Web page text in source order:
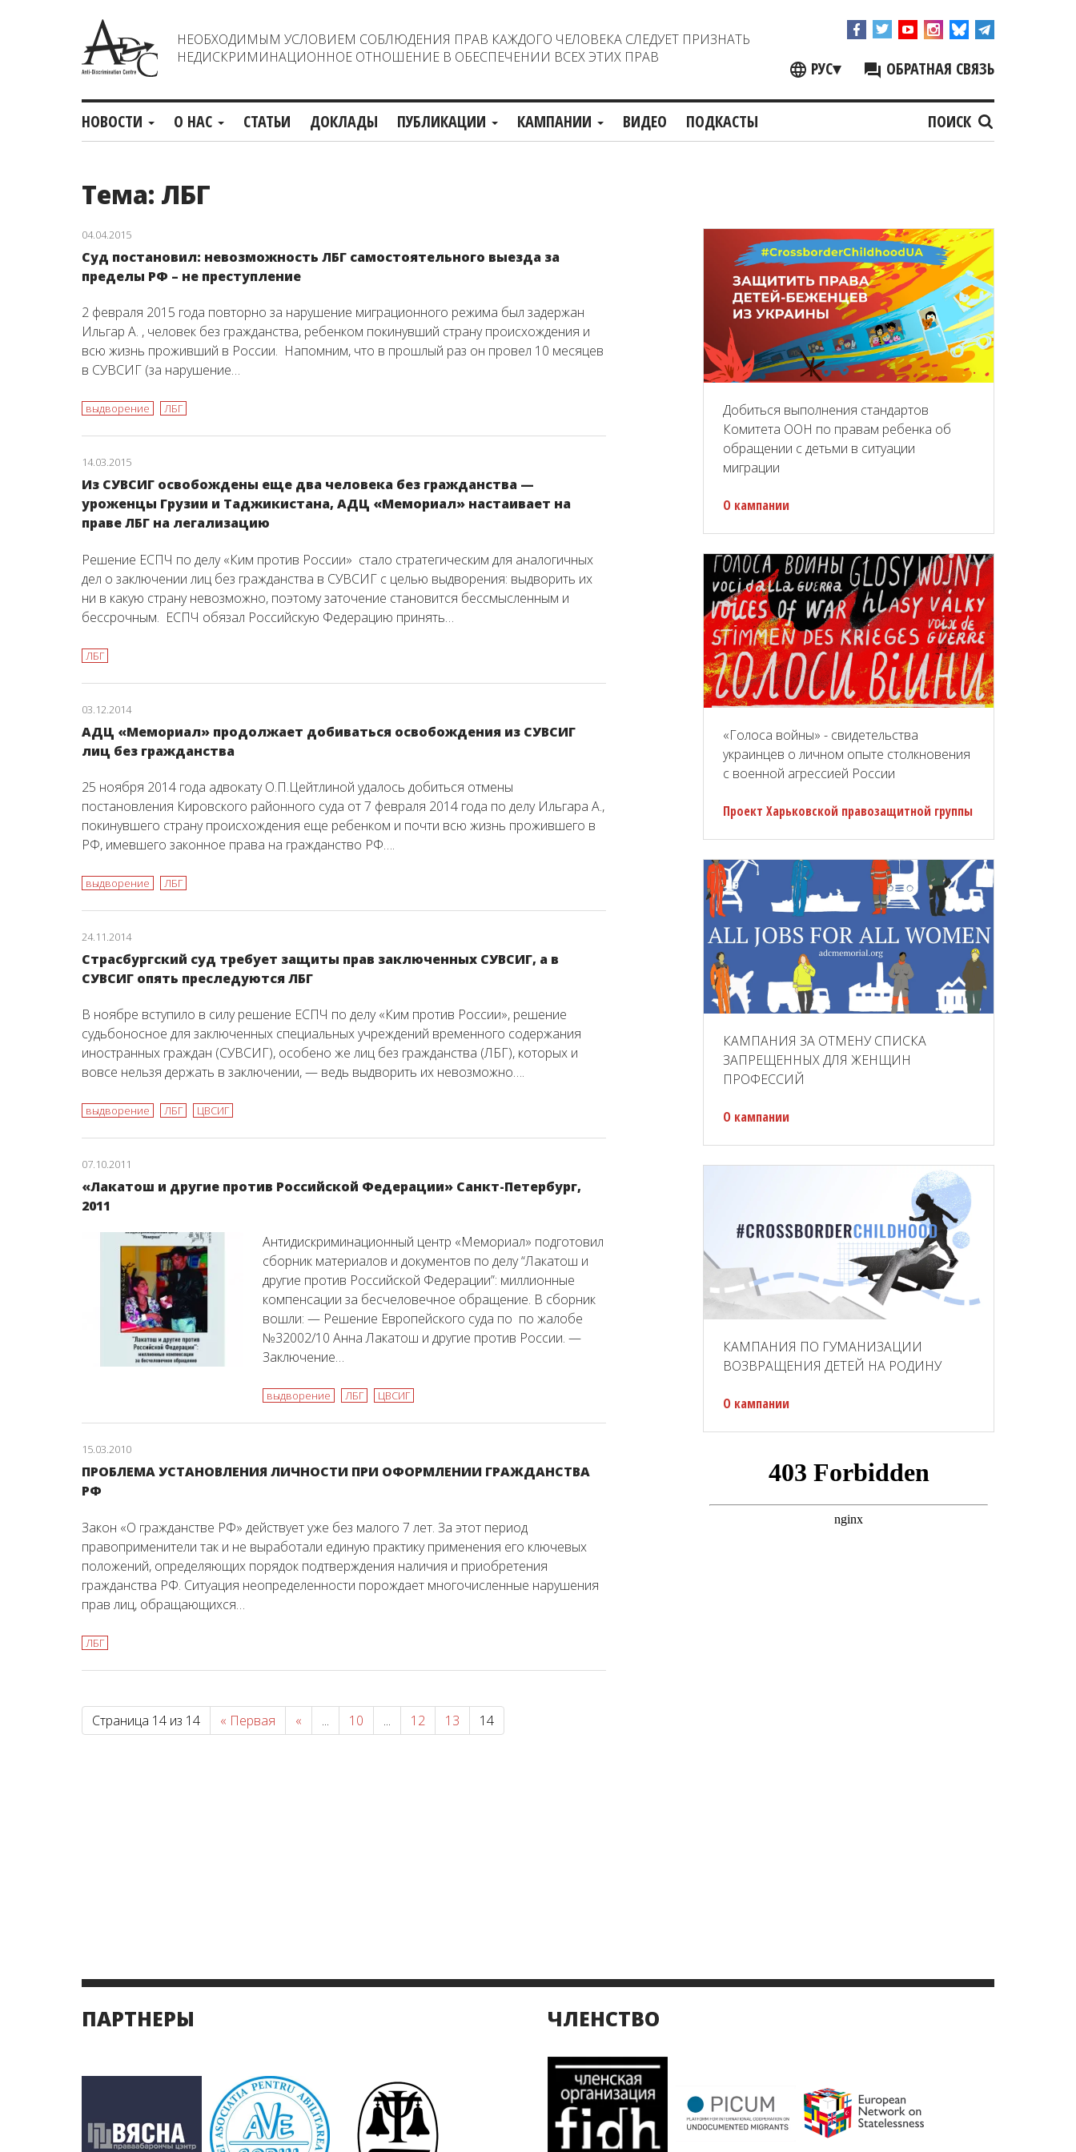
НЕОБХОДИМЫМ УСЛОВИЕМ СОБЛЮДЕНИЯ ПРАВ КАЖДОГО ЧЕЛОВЕКА СЛЕДУЕТ ПРИЗНАТЬ
НЕДИСКРИМИНАЦИОННОЕ ОТНОШЕНИЕ В ОБЕСПЕЧЕНИИ ВСЕХ ЭТИХ ПРАВ
РУС▾ ОБРАТНАЯ СВЯЗЬ
НОВОСТИ О НАС СТАТЬИ ДОКЛАДЫ ПУБЛИКАЦИИ КАМПАНИИ ВИДЕО ПОДКАСТЫ ПОИСК
Тема: ЛБГ
04.04.2015
Суд постановил: невозможность ЛБГ самостоятельного выезда за
пределы РФ – не преступление
2 февраля 2015 года повторно за нарушение миграционного режима был задержан
Ильгар А. , человек без гражданства, ребенком покинувший страну происхождения и
всю жизнь проживший в России. Напомним, что в прошлый раз он провел 10 месяцев
в СУВСИГ (за нарушение…
выдворение ЛБГ
14.03.2015
Из СУВСИГ освобождены еще два человека без гражданства —
уроженцы Грузии и Таджикистана, АДЦ «Мемориал» настаивает на
праве ЛБГ на легализацию
Решение ЕСПЧ по делу «Ким против России» стало стратегическим для аналогичных
дел о заключении лиц без гражданства в СУВСИГ с целью выдворения: выдворить их
ни в какую страну невозможно, поэтому заточение становится бессмысленным и
бессрочным. ЕСПЧ обязал Российскую Федерацию принять…
ЛБГ
03.12.2014
АДЦ «Мемориал» продолжает добиваться освобождения из СУВСИГ
лиц без гражданства
25 ноября 2014 года адвокату О.П.Цейтлиной удалось добиться отмены
постановления Кировского районного суда от 7 февраля 2014 года по делу Ильгара А.,
покинувшего страну происхождения еще ребенком и почти всю жизнь прожившего в
РФ, имевшего законное права на гражданство РФ….
выдворение ЛБГ
24.11.2014
Страсбургский суд требует защиты прав заключенных СУВСИГ, а в
СУВСИГ опять преследуются ЛБГ
В ноябре вступило в силу решение ЕСПЧ по делу «Ким против России», решение
судьбоносное для заключенных специальных учреждений временного содержания
иностранных граждан (СУВСИГ), особено же лиц без гражданства (ЛБГ), которых и
вовсе нельзя держать в заключении, — ведь выдворить их невозможно….
выдворение ЛБГ ЦВСИГ
07.10.2011
«Лакатош и другие против Российской Федерации» Санкт-Петербург,
2011
Антидискриминационный центр «Мемориал» подготовил
сборник материалов и документов по делу “Лакатош и
другие против Российской Федерации”: миллионные
компенсации за бесчеловечное обращение. В сборник
вошли: — Решение Европейского суда по по жалобе
№32002/10 Анна Лакатош и другие против России. —
Заключение…
выдворение ЛБГ ЦВСИГ
15.03.2010
ПРОБЛЕМА УСТАНОВЛЕНИЯ ЛИЧНОСТИ ПРИ ОФОРМЛЕНИИ ГРАЖДАНСТВА
РФ
Закон «О гражданстве РФ» действует уже без малого 7 лет. За этот период
правоприменители так и не выработали единую практику применения его ключевых
положений, определяющих порядок подтверждения наличия и приобретения
гражданства РФ. Ситуация неопределенности порождает многочисленные нарушения
прав лиц, обращающихся…
ЛБГ
Страница 14 из 14 « Первая « ... 10 ... 12 13 14
Добиться выполнения стандартов
Комитета ООН по правам ребенка об
обращении с детьми в ситуации
миграции
О кампании
«Голоса войны» - свидетельства
украинцев о личном опыте столкновения
с военной агрессией России
Проект Харьковской правозащитной группы
КАМПАНИЯ ЗА ОТМЕНУ СПИСКА
ЗАПРЕЩЕННЫХ ДЛЯ ЖЕНЩИН
ПРОФЕССИЙ
О кампании
КАМПАНИЯ ПО ГУМАНИЗАЦИИ
ВОЗВРАЩЕНИЯ ДЕТЕЙ НА РОДИНУ
О кампании
ПАРТНЕРЫ ЧЛЕНСТВО